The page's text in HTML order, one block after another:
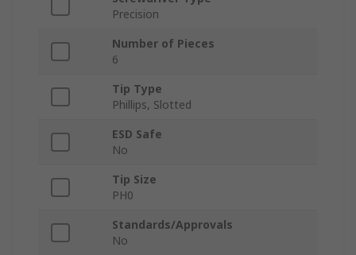
Precision
Number of Pieces
6
Tip Type
Phillips, Slotted
ESD Safe
No
Tip Size
PH0
Standards/Approvals
No